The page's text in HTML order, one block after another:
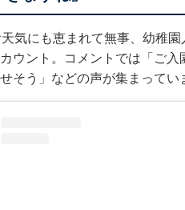
気にも恵まれて無事、幼稚
ウント。コメントでは「ご
そう」などの声が集まってい